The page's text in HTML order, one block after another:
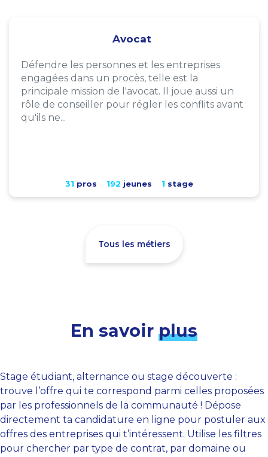
Avocat
Défendre les personnes et les entreprises
engagées dans un procès, telle est la
principale mission de l'avocat. Il joue aussi un
rôle de conseiller pour régler les conflits avant
qu'ils ne...
31 pros 192 jeunes 1 stage
Tous les métiers
En savoir plus
Stage étudiant, alternance ou stage découverte :
trouve l’offre qui te correspond parmi celles proposées
par les professionnels de la communauté ! Dépose
directement ta candidature en ligne pour postuler aux
offres des entreprises qui t’intéressent. Utilise les filtres
pour chercher par type de contrat, par domaine ou